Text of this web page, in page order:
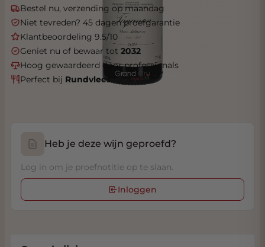
Bestel nu, verzending op maandag
Niet tevreden? 45 dagen proefgarantie
Klantbeoordeling 9.5/10
Geniet nu of bewaar tot 2032
Hoog gewaardeerd door professionals
Perfect bij Rundvlees
Heb je deze wijn geproefd?
Log in om je proefnotitie op te slaan.
Inloggen